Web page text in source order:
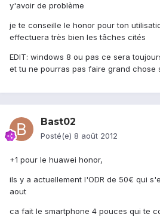
y'avoir de problème
je te conseille le honor pour ton
effectuera très bien les tâches cités
EDIT: windows 8 ou pas ce sera
et tu ne pourras pas faire grand chose
Bast02
Posté(e) 8 août 2012
+1 pour le huawei honor,
ils y a actuellement l'ODR de 50€ qui
aout
ca fait le smartphone 4 pouces qui te